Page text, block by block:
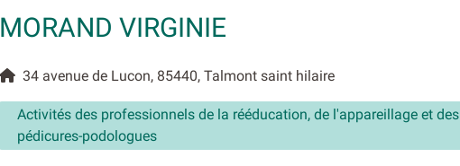
MORAND VIRGINIE
34 avenue de Lucon, 85440, Talmont saint hilaire
Activités des professionnels de la rééducation, de l'appareillage et des
pédicures-podologues